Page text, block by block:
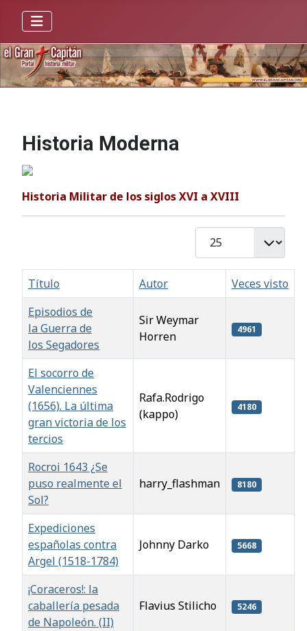
Historia Moderna
Historia Militar de los siglos XVI a XVIII
Cantidad
Título Autor
Veces visto
Episodios de
la Guerra de
los Segadores
Sir Weymar
Horren
4961
El socorro de
Valenciennes
(1656). La última
gran victoria de los
tercios
Rafa.Rodrigo
(kappo)
4180
Rocroi 1643 ¿Se
puso realmente el
Sol?
harry_flashman 8180
Expediciones
españolas contra
Argel (1518-1784)
Johnny Darko 5668
¡Coraceros!: la
caballería pesada
de Napoleón. (II)
Flavius Stilicho 5246